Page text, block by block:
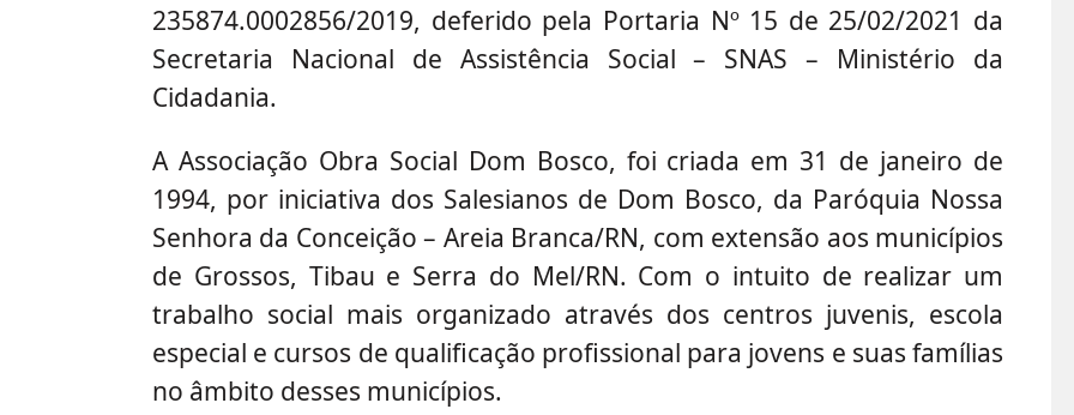
235874.0002856/2019, deferido pela Portaria Nº 15 de 25/02/2021 da
Secretaria Nacional de Assistência Social – SNAS – Ministério da
Cidadania.
A Associação Obra Social Dom Bosco, foi criada em 31 de janeiro de
1994, por iniciativa dos Salesianos de Dom Bosco, da Paróquia Nossa
Senhora da Conceição – Areia Branca/RN, com extensão aos municípios
de Grossos, Tibau e Serra do Mel/RN. Com o intuito de realizar um
trabalho social mais organizado através dos centros juvenis, escola
especial e cursos de qualificação profissional para jovens e suas famílias
no âmbito desses municípios.